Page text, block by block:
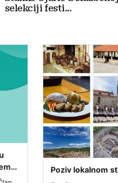
selekciji festi...
Poziv lokalnom